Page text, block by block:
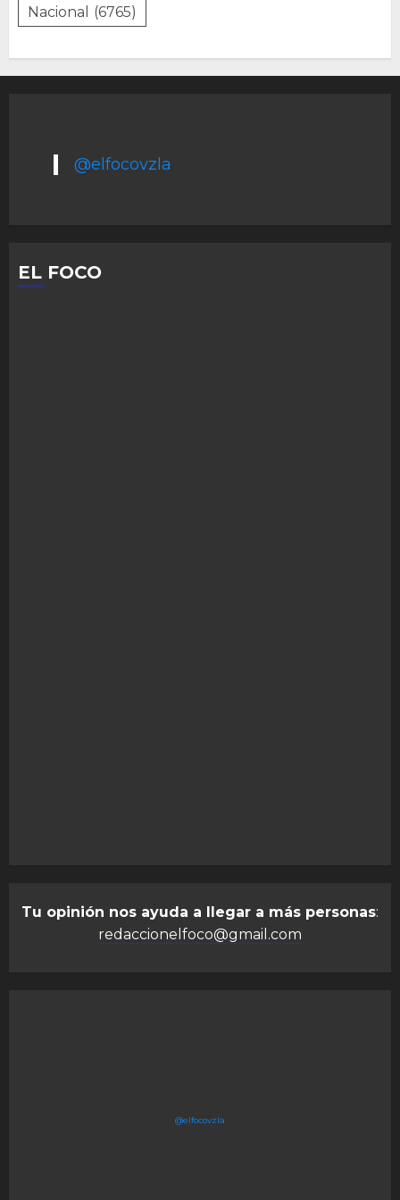
Nacional (6765)
@elfocovzla
EL FOCO
Tu opinión nos ayuda a llegar a más personas:
redaccionelfoco@gmail.com
@elfocovzla